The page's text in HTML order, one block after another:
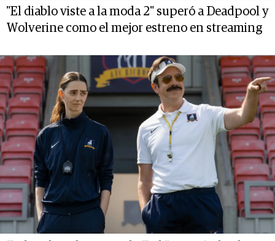
"El diablo viste a la moda 2" superó a Deadpool y
Wolverine como el mejor estreno en streaming